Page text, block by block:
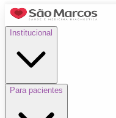
Institucional
Para pacientes